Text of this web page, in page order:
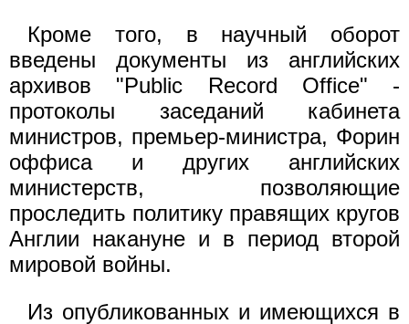
Кроме того, в научный оборот
введены документы из английских
архивов "Public Record Office" -
протоколы заседаний кабинета
министров, премьер-министра, Форин
оффиса и других английских
министерств, позволяющие
проследить политику правящих кругов
Англии накануне и в период второй
мировой войны.
Из опубликованных и имеющихся в